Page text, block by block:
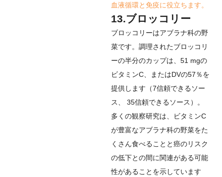
血液循環と免疫に役立ちます。
13.ブロッコリー
ブロッコリーはアブラナ科の野
菜です。調理されたブロッコリ
ーの半分のカップは、51 mgの
ビタミンC、またはDVの57％を
提供します（7信頼できるソー
ス
35信頼できるソース ）。
多くの観察研究は、ビタミンC
が豊富なアブラナ科の野菜をた
くさん食べることと癌のリスク
の低下との間に関連がある可能
性があることを示しています